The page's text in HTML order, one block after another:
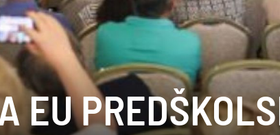
EU